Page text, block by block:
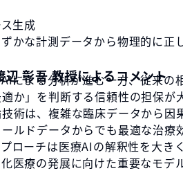
生成
な計測データから物理的に正
彰吾 教授によるコメント
による分析が進む一方、従来の
か」を判断する信頼性の担保が
術は、複雑な臨床データから因
ルドデータからでも最適な治療
ローチは医療AIの解釈性を大き
医療の発展に向けた重要なモデ